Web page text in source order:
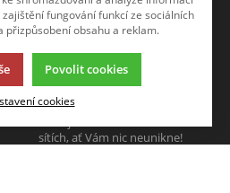
SLEDUJTE NÁS
sítích, ať Vám nic neunikne!
fungování funkcí ze sociálních
přizpůsobení obsahu a reklam.
Povolit cookies
cookies